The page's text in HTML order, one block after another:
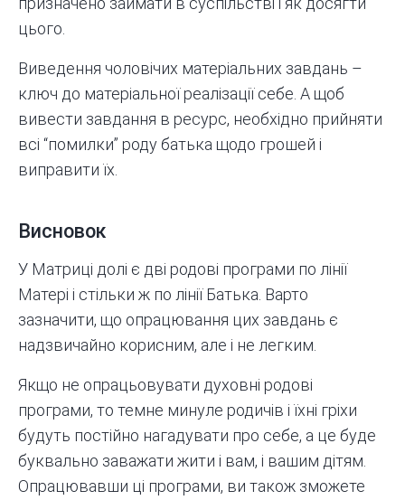
цього.
Виведення чоловічих матеріальних завдань –
ключ до матеріальної реалізації себе. А щоб
вивести завдання в ресурс, необхідно прийняти
всі “помилки” роду батька щодо грошей і
виправити їх.
Висновок
У Матриці долі є дві родові програми по лінії
Матері і стільки ж по лінії Батька. Варто
зазначити, що опрацювання цих завдань є
надзвичайно корисним, але і не легким.
Якщо не опрацьовувати духовні родові
програми, то темне минуле родичів і їхні гріхи
будуть постійно нагадувати про себе, а це буде
буквально заважати жити і вам, і вашим дітям.
Опрацювавши ці програми, ви також зможете